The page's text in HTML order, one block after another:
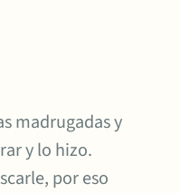
madrugadas y
y lo hizo.
por eso